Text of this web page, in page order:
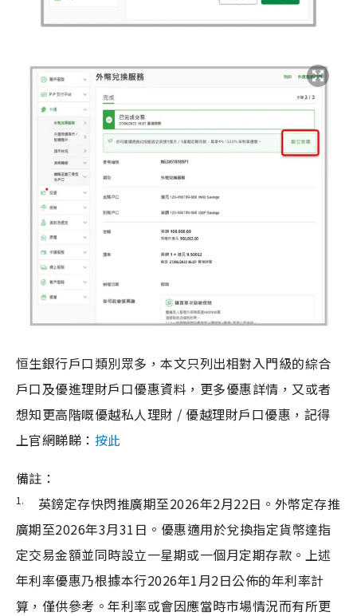
恒生銀行戶口類別眾多，本文只列出相對入門級的綜合
戶口及優進理財戶口優惠資料，更多優惠詳情，又或者
想知更高階嘅優越私人理財 / 優越理財戶口優惠，記得
上官網睇睇： 按此
備註：
1.
英鎊定存快閃推廣期至2026年2月22日。外幣定存推
廣期至2026年3月31日。優惠適用於兌換指定貨幣達指
定交易金額並同時設立一星期或一個月定期存款。上述
年利率優惠乃根據本行2026年1月2日公佈的年利率計
算，僅供參考。年利率或會因應當時市場情況而有所更